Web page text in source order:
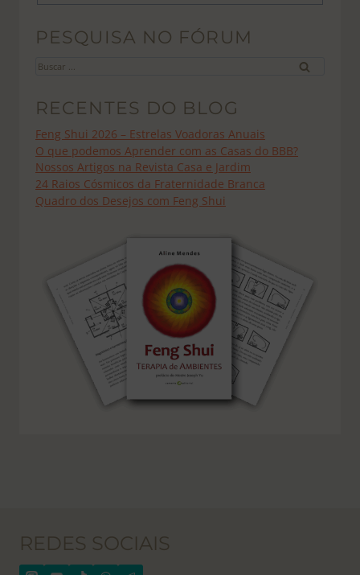
PESQUISA NO FÓRUM
Buscar
por:
RECENTES DO BLOG
Feng Shui 2026 – Estrelas Voadoras Anuais
O que podemos Aprender com as Casas do BBB?
Nossos Artigos na Revista Casa e Jardim
24 Raios Cósmicos da Fraternidade Branca
Quadro dos Desejos com Feng Shui
REDES SOCIAIS